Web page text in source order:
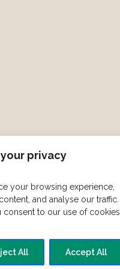
privacy
your browsing experience,
and analyse our traffic.
consent to our use of
All Accept All
ret du vil